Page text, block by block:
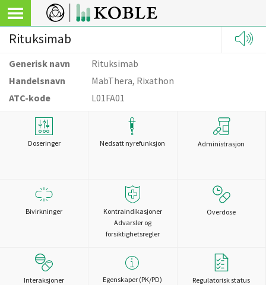
Rituksimab
Generisk navn
Rituksimab
Handelsnavn
MabThera, Rixathon
ATC-kode
L01FA01
Doseringer Nedsatt nyrefunksjon Administrasjon
Bivirkninger
Kontraindikasjoner
Advarsler og
forsiktighetsregler
Overdose
Interaksjoner Egenskaper (PK/PD)
Regulatorisk status